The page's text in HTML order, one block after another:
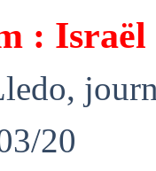
: Israël
20